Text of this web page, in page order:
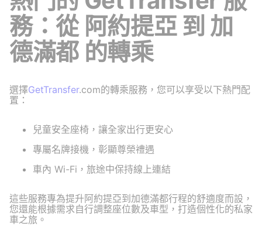
務：從 阿約提亞 到 加
德滿都 的轉乘
選擇GetTransfer.com的轉乘服務，您可以享受以下熱門配
置：
兒童安全座椅，讓全家出行更安心
專屬名牌接機，彰顯尊榮禮遇
車內 Wi-Fi，旅途中保持線上連結
這些服務專為提升阿約提亞到加德滿都行程的舒適度而設，
您還能根據需求自行調整座位數及車型，打造個性化的私家
車之旅。